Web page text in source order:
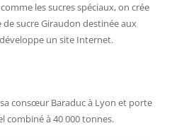
les sucres spéciaux, on crée
de sucre Giraudon destinée aux
un site Internet.
consœur Baraduc à Lyon et porte
combiné à 40 000 tonnes.